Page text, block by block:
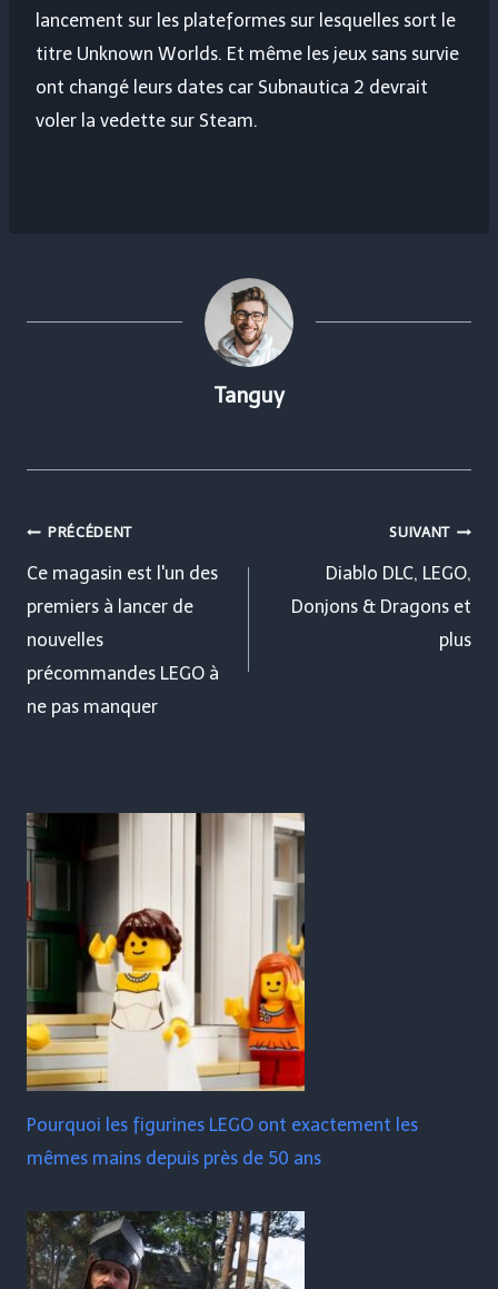
lancement sur les plateformes sur lesquelles sort le
titre Unknown Worlds. Et même les jeux sans survie
ont changé leurs dates car Subnautica 2 devrait
voler la vedette sur Steam.
Tanguy
Navigation
de
l’article
PRÉCÉDENT
Ce magasin est l'un des
premiers à lancer de
nouvelles
précommandes LEGO à
ne pas manquer
SUIVANT
Diablo DLC, LEGO,
Donjons & Dragons et
plus
Pourquoi les figurines LEGO ont exactement les
mêmes mains depuis près de 50 ans